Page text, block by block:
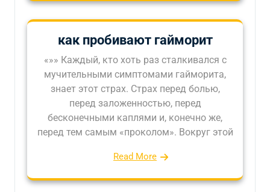
как пробивают гайморит
«»» Каждый, кто хоть раз сталкивался с
мучительными симптомами гайморита,
знает этот страх. Страх перед болью,
перед заложенностью, перед
бесконечными каплями и, конечно же,
перед тем самым «проколом». Вокруг этой
Read More